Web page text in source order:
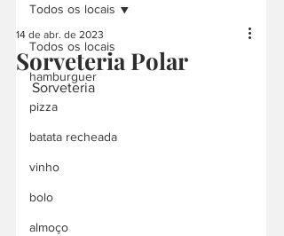
Todos os locais
hamburguer
pizza
batata recheada
vinho
bolo
almoço
Todos os locais
Sorveteria Polar
14 de abr. de 2023
Sorveteria